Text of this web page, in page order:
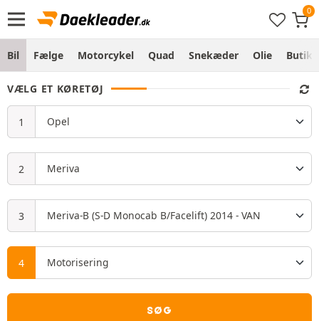
Bil Fælge Motorcykel Quad Snekæder Olie Butik
VÆLG ET KØRETØJ
SØG